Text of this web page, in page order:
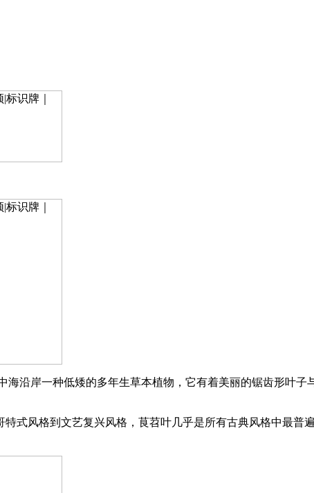
沿岸一种低矮的多年生草本植物，它有着美丽的锯齿形叶
式风格到文艺复兴风格，茛苕叶几乎是所有古典风格中最普